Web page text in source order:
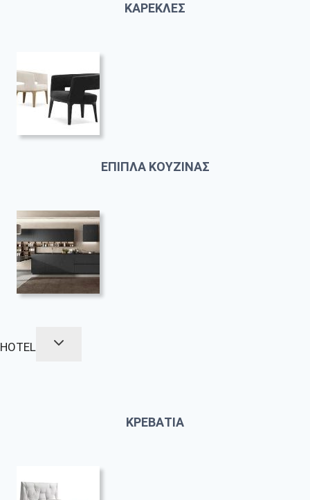
ΚΑΡΕΚΛΕΣ
ΕΠΙΠΛΑ ΚΟΥΖΙΝΑΣ
HOTEL
ΚΡΕΒΑΤΙΑ